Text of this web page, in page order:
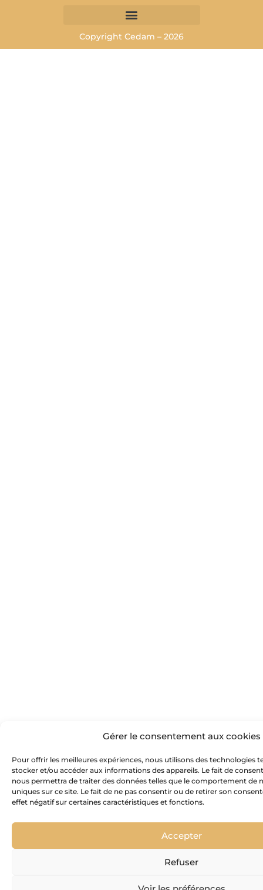
Gérer le consentement aux cookies
Pour offrir les meilleures expériences, nous utilisons des technologies
stocker et/ou accéder aux informations des appareils. Le fait de
nous permettra de traiter des données telles que le comportement de
uniques sur ce site. Le fait de ne pas consentir ou de retirer son
effet négatif sur certaines caractéristiques et fonctions.
Accepter
Refuser
Copyright Cedam – 2026